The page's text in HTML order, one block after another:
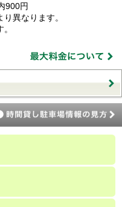
900円
異なります。